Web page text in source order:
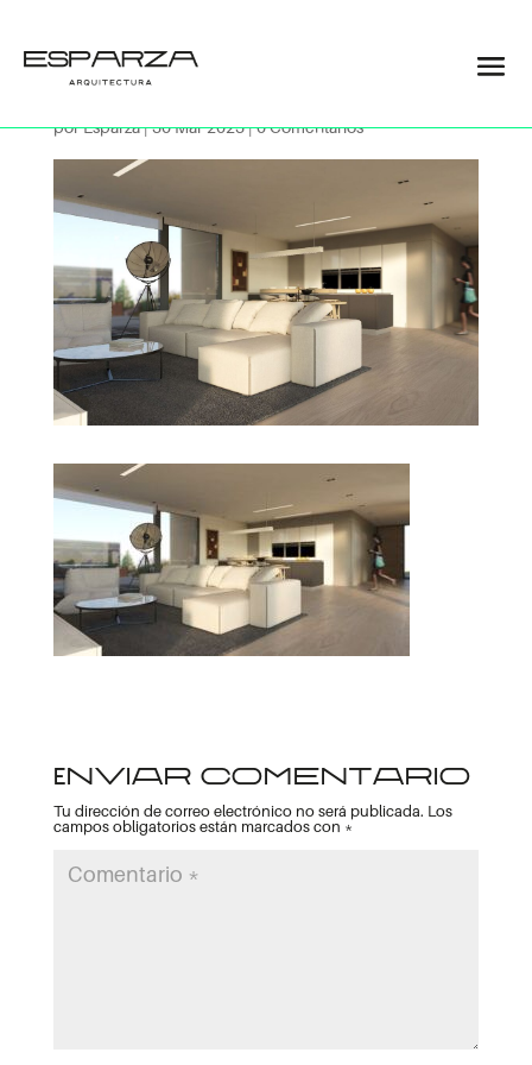
05
porEsparza|30 Mar 2023|0 Comentarios
Enviar comentario
Tu dirección de correo electrónico no será publicada. Los
campos obligatorios están marcados con *